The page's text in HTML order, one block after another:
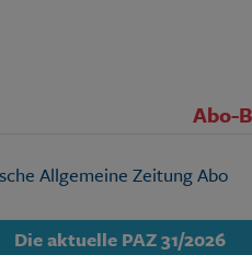
Abo-
Die aktuelle PAZ 31/2026